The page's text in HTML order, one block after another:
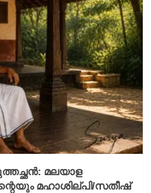
മലയാള
മഹാശില്പി/സതീഷ്